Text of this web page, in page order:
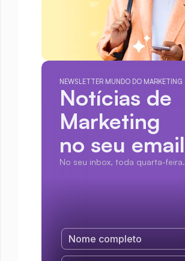
NEWSLETTER MUNDO DO MARKETING
Notícias de
Marketing
no seu email
No seu inbox, toda quarta-feira.